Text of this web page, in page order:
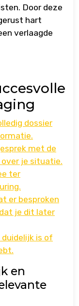
Door deze
hart
verlaagde
dossier
met de
je situatie.
ter
er besproken
je dit later
is of
en